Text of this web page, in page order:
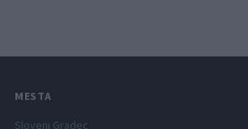
MESTA
Slovenj Gradec